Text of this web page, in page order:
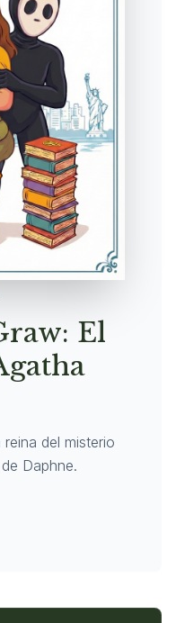
El
del misterio
Daphne.